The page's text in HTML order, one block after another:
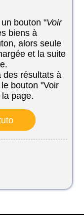
bouton "Voir
biens à
alors seule
et la suite
des résultats à
bouton "Voir
page.